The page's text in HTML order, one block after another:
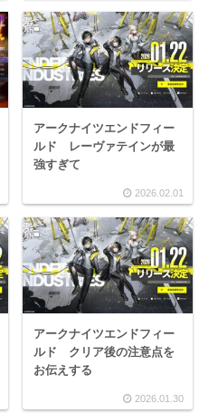
アークナイツエンドフィー
ルド レーヴァテインが最
強すぎて
2026.02.01
アークナイツエンドフィー
ルド クリア後の注意点を
お伝えする
2026.01.30